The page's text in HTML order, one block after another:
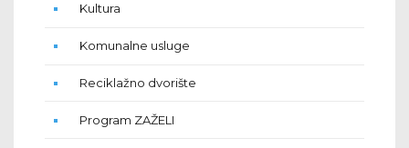
Kultura
Komunalne usluge
Reciklažno dvorište
Program ZAŽELI